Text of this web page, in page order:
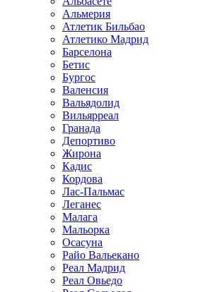
Альмерия
Атлетик Бильбао
Атлетико Мадрид
Барселона
Бетис
Бургос
Валенсия
Вальядолид
Вильярреал
Гранада
Депортиво
Жирона
Кадис
Кордова
Лас-Пальмас
Леганес
Малага
Мальорка
Осасуна
Райо Вальекано
Реал Мадрид
Реал Овьедо